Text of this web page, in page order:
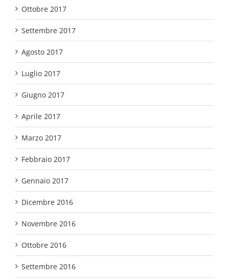
Ottobre 2017
Settembre 2017
Agosto 2017
Luglio 2017
Giugno 2017
Aprile 2017
Marzo 2017
Febbraio 2017
Gennaio 2017
Dicembre 2016
Novembre 2016
Ottobre 2016
Settembre 2016